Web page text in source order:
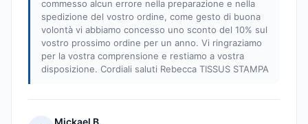
commesso alcun errore nella preparazione e nella
spedizione del vostro ordine, come gesto di buona
volontà vi abbiamo concesso uno sconto del 10% sul
vostro prossimo ordine per un anno. Vi ringraziamo
per la vostra comprensione e restiamo a vostra
disposizione. Cordiali saluti Rebecca TISSUS STAMPA